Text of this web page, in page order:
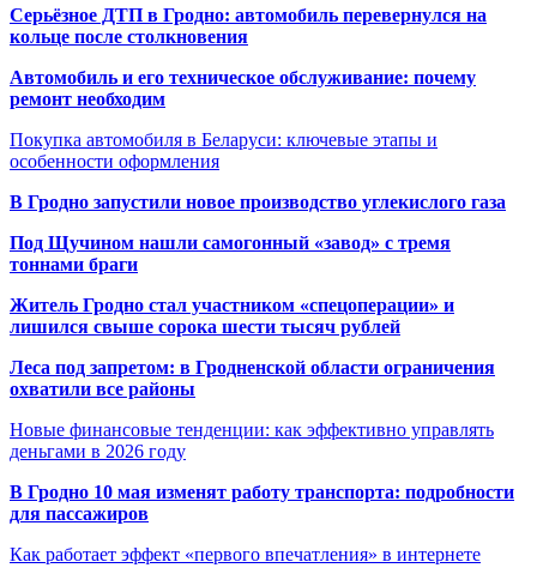
Серьёзное ДТП в Гродно: автомобиль перевернулся на
кольце после столкновения
Автомобиль и его техническое обслуживание: почему
ремонт необходим
Покупка автомобиля в Беларуси: ключевые этапы и
особенности оформления
В Гродно запустили новое производство углекислого газа
Под Щучином нашли самогонный «завод» с тремя
тоннами браги
Житель Гродно стал участником «спецоперации» и
лишился свыше сорока шести тысяч рублей
Леса под запретом: в Гродненской области ограничения
охватили все районы
Новые финансовые тенденции: как эффективно управлять
деньгами в 2026 году
В Гродно 10 мая изменят работу транспорта: подробности
для пассажиров
Как работает эффект «первого впечатления» в интернете